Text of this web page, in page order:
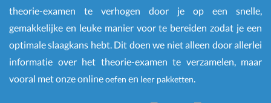
theorie-examen te verhogen door je op een snelle,
gemakkelijke en leuke manier voor te bereiden zodat je een
optimale slaagkans hebt. Dit doen we niet alleen door allerlei
informatie over het theorie-examen te verzamelen, maar
vooral met onze onlineoefen en leer pakketten.